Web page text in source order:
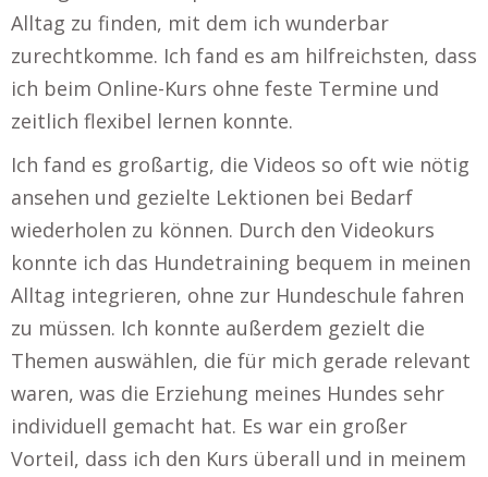
Alltag zu finden, mit dem ich wunderbar
zurechtkomme. Ich fand es am hilfreichsten, dass
ich beim Online-Kurs ohne feste Termine und
zeitlich flexibel lernen konnte.
Ich fand es großartig, die Videos so oft wie nötig
ansehen und gezielte Lektionen bei Bedarf
wiederholen zu können. Durch den Videokurs
konnte ich das Hundetraining bequem in meinen
Alltag integrieren, ohne zur Hundeschule fahren
zu müssen. Ich konnte außerdem gezielt die
Themen auswählen, die für mich gerade relevant
waren, was die Erziehung meines Hundes sehr
individuell gemacht hat. Es war ein großer
Vorteil, dass ich den Kurs überall und in meinem